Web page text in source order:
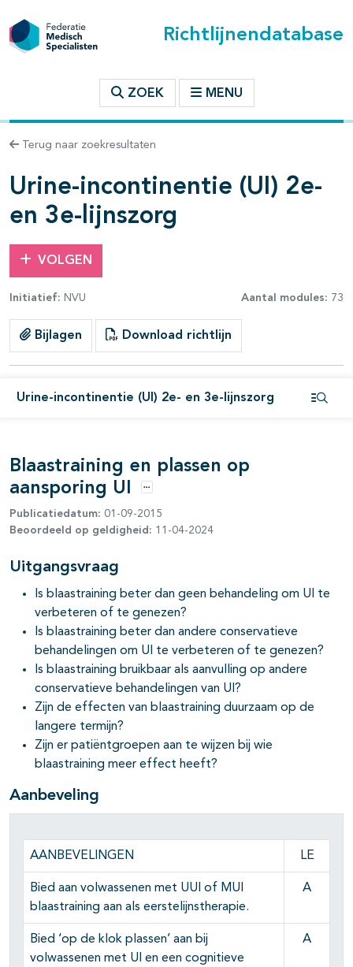
Richtlijnendatabase
ZOEK MENU
Terug naar zoekresultaten
Urine-incontinentie (UI) 2e-
en 3e-lijnszorg
VOLGEN
Initiatief: NVU Aantal modules: 73
Bijlagen Download richtlijn
Urine-incontinentie (UI) 2e- en 3e-lijnszorg
binnen deze richtlijn
open- en dichtklappen
open- en dichtklappen
open- en dichtklappen
open- en dichtklappen
open- en dichtklappen
open- en dichtklappen
open- en dichtklappen
Blaastraining en plassen op
aansporing UI
Opties
Publicatiedatum: 01-09-2015
Beoordeeld op geldigheid: 11-04-2024
Uitgangsvraag
Is blaastraining beter dan geen behandeling om UI te
verbeteren of te genezen?
Is blaastraining beter dan andere conservatieve
behandelingen om UI te verbeteren of te genezen?
Is blaastraining bruikbaar als aanvulling op andere
conservatieve behandelingen van UI?
Zijn de effecten van blaastraining duurzaam op de
langere termijn?
Zijn er patiëntgroepen aan te wijzen bij wie
blaastraining meer effect heeft?
Aanbeveling
AANBEVELINGEN LE
Bied aan volwassenen met UUI of MUI
blaastraining aan als eerstelijnstherapie.
A
Bied ‘op de klok plassen’ aan bij
volwassenen met UI en een cognitieve
A